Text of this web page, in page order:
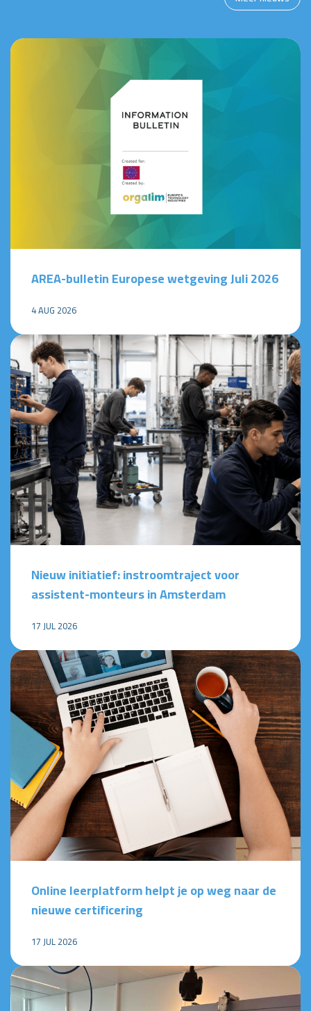
AREA-bulletin Europese wetgeving Juli 2026
4 AUG 2026
Nieuw initiatief: instroomtraject voor
assistent-monteurs in Amsterdam
17 JUL 2026
Online leerplatform helpt je op weg naar de
nieuwe certificering
17 JUL 2026